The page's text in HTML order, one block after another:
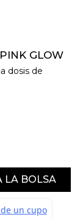
GLOW
dosis de